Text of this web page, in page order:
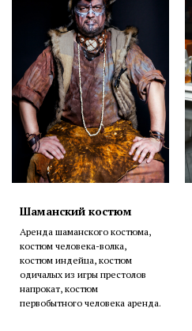
Шаманский костюм
Аренда шаманского костюма,
костюм человека-волка,
костюм индейца, костюм
одичалых из игры престолов
напрокат, костюм
первобытного человека аренда.